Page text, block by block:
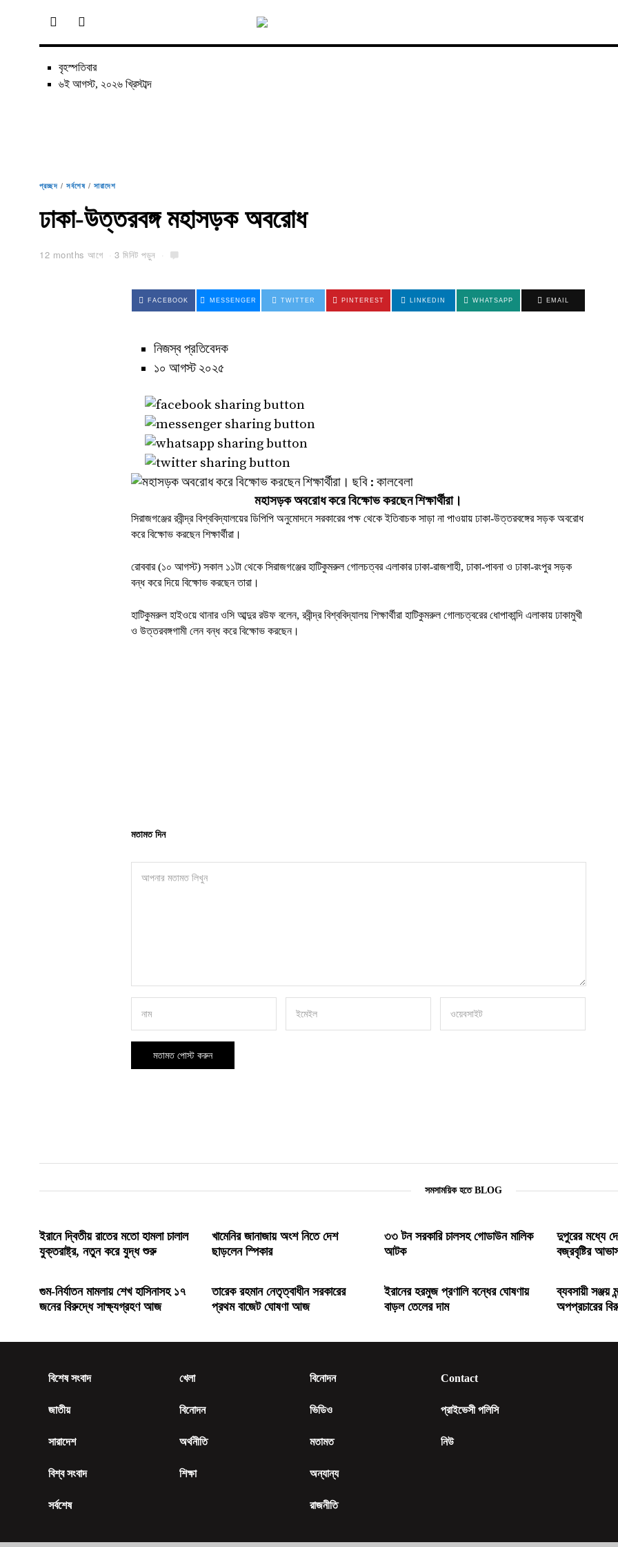
বৃহস্পতিবার
৬ই আগস্ট, ২০২৬ খ্রিস্টাব্দ
প্রচ্ছদ / সর্বশেষ / সারাদেশ
ঢাকা-উত্তরবঙ্গ মহাসড়ক অবরোধ
12 months আগে 3 মিনিট পড়ুন
FACEBOOK MESSENGER TWITTER PINTEREST LINKEDIN WHATSAPP EMAIL
নিজস্ব প্রতিবেদক
১০ আগস্ট ২০২৫
মহাসড়ক অবরোধ করে বিক্ষোভ করছেন শিক্ষার্থীরা।
সিরাজগঞ্জের রবীন্দ্র বিশ্ববিদ্যালয়ের ডিপিপি অনুমোদনে সরকারের পক্ষ থেকে ইতিবাচক সাড়া না পাওয়ায় ঢাকা-উত্তরবঙ্গের সড়ক অবরোধ
করে বিক্ষোভ করছেন শিক্ষার্থীরা।
রোববার (১০ আগস্ট) সকাল ১১টা থেকে সিরাজগঞ্জের হাটিকুমরুল গোলচত্বর এলাকার ঢাকা-রাজশাহী, ঢাকা-পাবনা ও ঢাকা-রংপুর সড়ক
বন্ধ করে দিয়ে বিক্ষোভ করছেন তারা।
হাটিকুমরুল হাইওয়ে থানার ওসি আব্দুর রউফ বলেন, রবীন্দ্র বিশ্ববিদ্যালয় শিক্ষার্থীরা হাটিকুমরুল গোলচত্বরের ধোপাকান্দি এলাকায় ঢাকামুখী
ও উত্তরবঙ্গগামী লেন বন্ধ করে বিক্ষোভ করছেন।
মতামত দিন
সমসাময়িক হতে BLOG
ইরানে দ্বিতীয় রাতের মতো হামলা চালাল
যুক্তরাষ্ট্র, নতুন করে যুদ্ধ শুরু
খামেনির জানাজায় অংশ নিতে দেশ
ছাড়লেন স্পিকার
৩৩ টন সরকারি চালসহ গোডাউন মালিক
আটক
দুপুরের মধ্যে
বজ্রবৃষ্টির
গুম-নির্যাতন মামলায় শেখ হাসিনাসহ ১৭
জনের বিরুদ্ধে সাক্ষ্যগ্রহণ আজ
তারেক রহমান নেতৃত্বাধীন সরকারের
প্রথম বাজেট ঘোষণা আজ
ইরানের হরমুজ প্রণালি বন্ধের ঘোষণায়
বাড়ল তেলের দাম
ব্যবসায়ী সঞ্জয়
অপপ্রচারের
বিশেষ সংবাদ
জাতীয়
সারাদেশ
বিশ্ব সংবাদ
সর্বশেষ
খেলা
বিনোদন
অর্থনীতি
শিক্ষা
বিনোদন
ভিডিও
মতামত
অন্যান্য
রাজনীতি
Contact
প্রাইভেসী পলিসি
নিউ